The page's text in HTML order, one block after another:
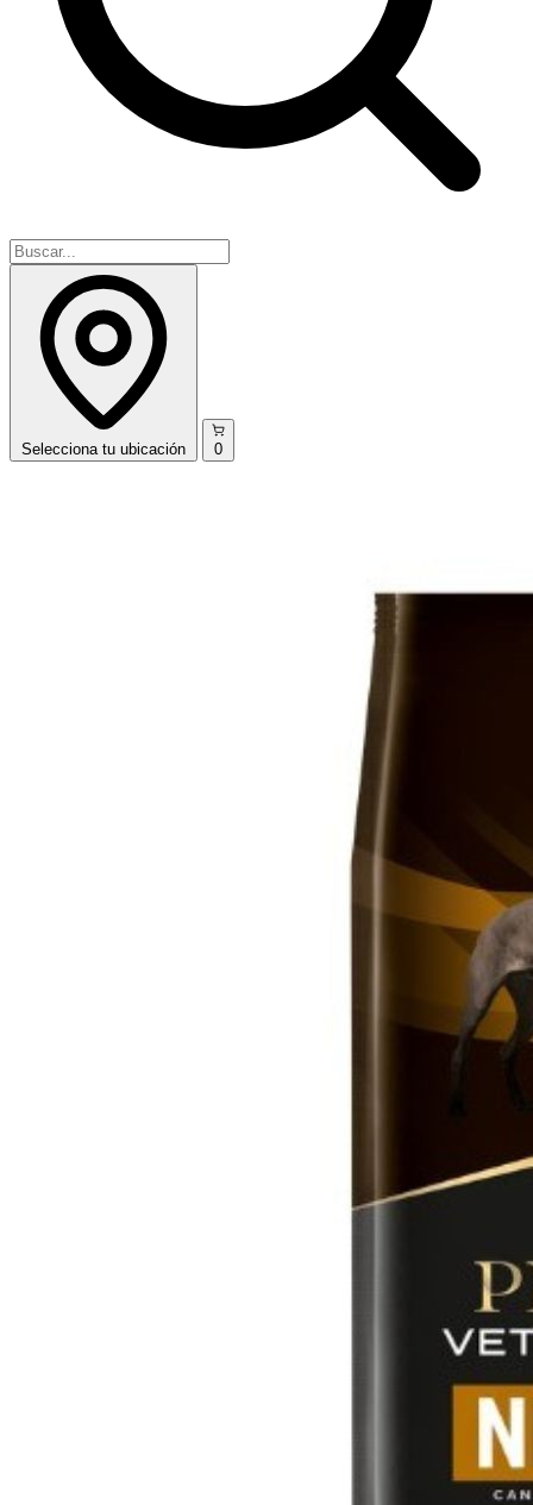
Selecciona tu ubicación 0